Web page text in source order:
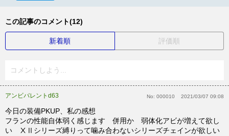
この記事のコメント(12)
新着順 評価順
コメントしよう...
アンビバレントd63 No: 000010 2021/03/07 09:08
今日の装備PKUP、私の感想
フランの性能自体弱く感じます 併用か 弱体化アビが増えて欲し
い ⅩⅡシリーズ縛りって噛み合わないシリーズチェインが欲しい